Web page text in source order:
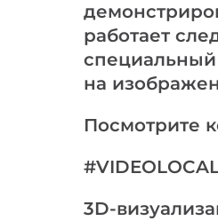
работает
специальный
на
Посмотрите
3D-